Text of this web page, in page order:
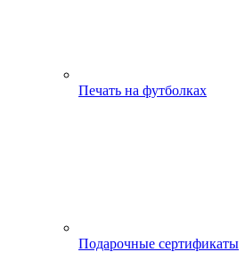
Печать на футболках
Подарочные сертификаты